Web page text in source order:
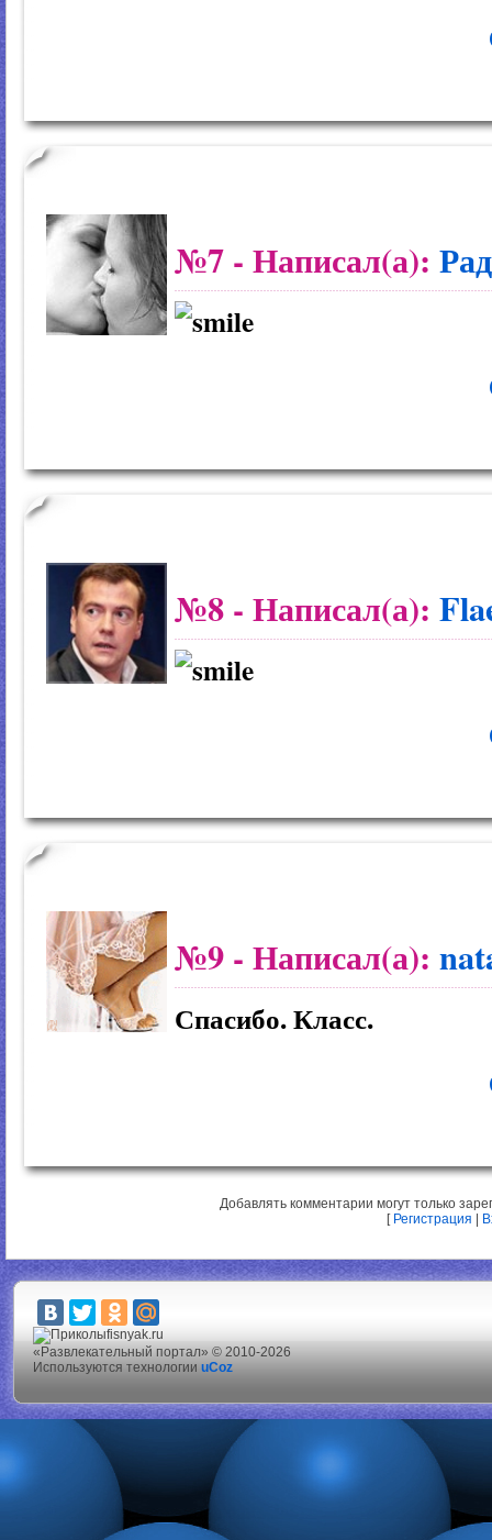
№7 - Написал(а):
№8 - Написал(а):
№9 - Написал(а):
Спасибо. Класс.
Добавлять комментарии могут только
[ Регистрация
fisnyak.ru
«Развлекательный портал» © 2010-2026
Используются технологии uCoz